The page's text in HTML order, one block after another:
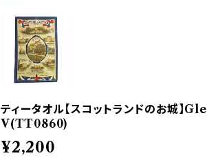
ティータオル【スコットランドのお
V(TT0860)
¥2,200